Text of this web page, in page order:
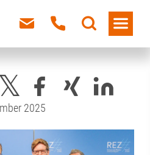
2025